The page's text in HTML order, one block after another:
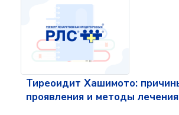
Тиреоидит Хашимото:
проявления и методы лечения